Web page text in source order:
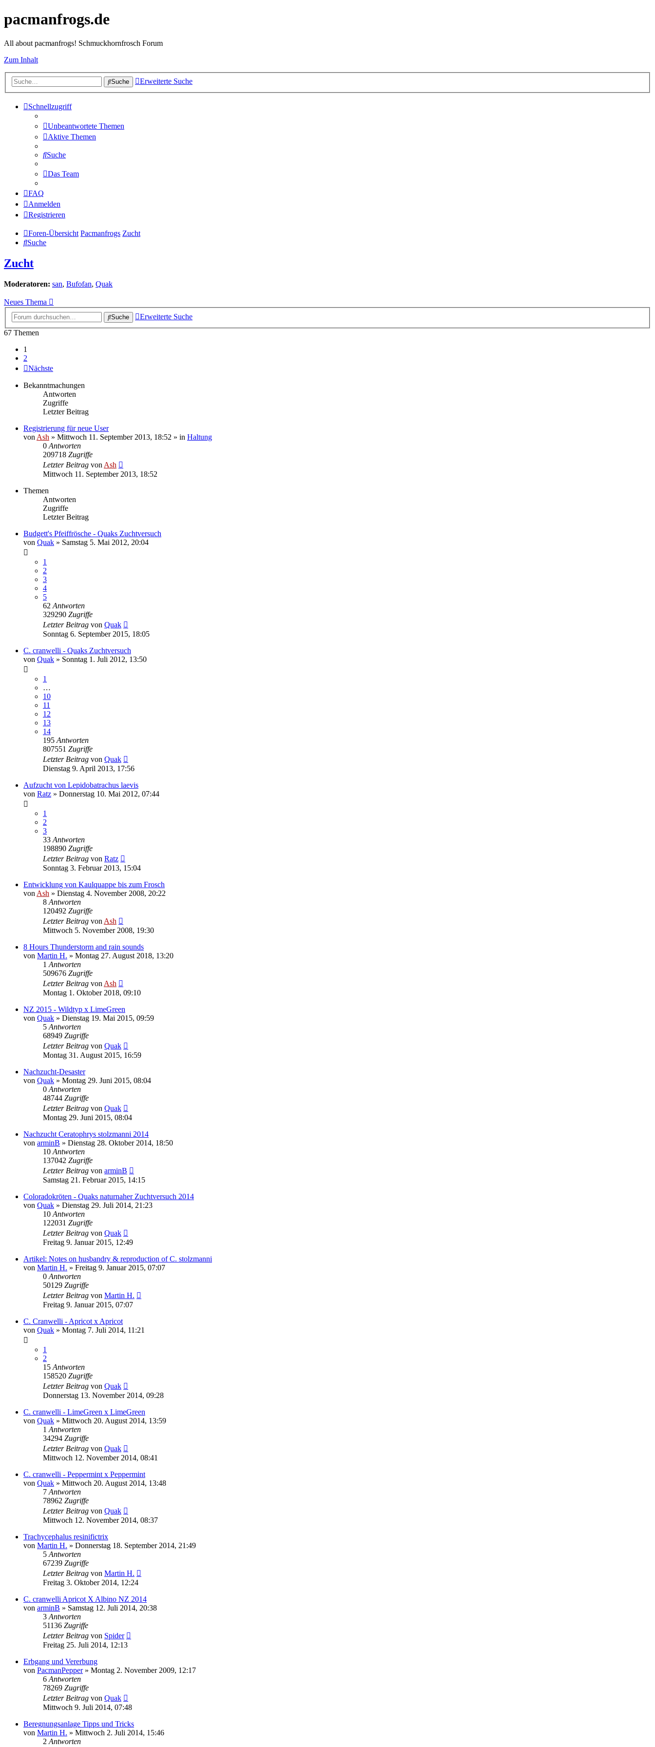
pacmanfrogs.de
All about pacmanfrogs! Schmuckhornfrosch Forum
Zum Inhalt
Suche Erweiterte Suche
Schnellzugriff
Unbeantwortete Themen
Aktive Themen
Suche
Das Team
FAQ
Anmelden
Registrieren
Foren-Übersicht Pacmanfrogs Zucht
Suche
Zucht
Moderatoren: san, Bufofan, Quak
Neues Thema
Suche
Erweiterte Suche
67 Themen
1
2
Nächste
Bekanntmachungen
Antworten
Zugriffe
Letzter Beitrag
Registrierung für neue User
von Ash » Mittwoch 11. September 2013, 18:52 » in Haltung
0 Antworten
209718 Zugriffe
Letzter Beitrag von Ash
Mittwoch 11. September 2013, 18:52
Themen
Antworten
Zugriffe
Letzter Beitrag
Budgett's Pfeiffrösche - Quaks Zuchtversuch
von Quak » Samstag 5. Mai 2012, 20:04
1
2
3
4
5
62 Antworten
329290 Zugriffe
Letzter Beitrag von Quak
Sonntag 6. September 2015, 18:05
C. cranwelli - Quaks Zuchtversuch
von Quak » Sonntag 1. Juli 2012, 13:50
1
…
10
11
12
13
14
195 Antworten
807551 Zugriffe
Letzter Beitrag von Quak
Dienstag 9. April 2013, 17:56
Aufzucht von Lepidobatrachus laevis
von Ratz » Donnerstag 10. Mai 2012, 07:44
1
2
3
33 Antworten
198890 Zugriffe
Letzter Beitrag von Ratz
Sonntag 3. Februar 2013, 15:04
Entwicklung von Kaulquappe bis zum Frosch
von Ash » Dienstag 4. November 2008, 20:22
8 Antworten
120492 Zugriffe
Letzter Beitrag von Ash
Mittwoch 5. November 2008, 19:30
8 Hours Thunderstorm and rain sounds
von Martin H. » Montag 27. August 2018, 13:20
1 Antworten
509676 Zugriffe
Letzter Beitrag von Ash
Montag 1. Oktober 2018, 09:10
NZ 2015 - Wildtyp x LimeGreen
von Quak » Dienstag 19. Mai 2015, 09:59
5 Antworten
68949 Zugriffe
Letzter Beitrag von Quak
Montag 31. August 2015, 16:59
Nachzucht-Desaster
von Quak » Montag 29. Juni 2015, 08:04
0 Antworten
48744 Zugriffe
Letzter Beitrag von Quak
Montag 29. Juni 2015, 08:04
Nachzucht Ceratophrys stolzmanni 2014
von arminB » Dienstag 28. Oktober 2014, 18:50
10 Antworten
137042 Zugriffe
Letzter Beitrag von arminB
Samstag 21. Februar 2015, 14:15
Coloradokröten - Quaks naturnaher Zuchtversuch 2014
von Quak » Dienstag 29. Juli 2014, 21:23
10 Antworten
122031 Zugriffe
Letzter Beitrag von Quak
Freitag 9. Januar 2015, 12:49
Artikel: Notes on husbandry & reproduction of C. stolzmanni
von Martin H. » Freitag 9. Januar 2015, 07:07
0 Antworten
50129 Zugriffe
Letzter Beitrag von Martin H.
Freitag 9. Januar 2015, 07:07
C. Cranwelli - Apricot x Apricot
von Quak » Montag 7. Juli 2014, 11:21
1
2
15 Antworten
158520 Zugriffe
Letzter Beitrag von Quak
Donnerstag 13. November 2014, 09:28
C. cranwelli - LimeGreen x LimeGreen
von Quak » Mittwoch 20. August 2014, 13:59
1 Antworten
34294 Zugriffe
Letzter Beitrag von Quak
Mittwoch 12. November 2014, 08:41
C. cranwelli - Peppermint x Peppermint
von Quak » Mittwoch 20. August 2014, 13:48
7 Antworten
78962 Zugriffe
Letzter Beitrag von Quak
Mittwoch 12. November 2014, 08:37
Trachycephalus resinifictrix
von Martin H. » Donnerstag 18. September 2014, 21:49
5 Antworten
67239 Zugriffe
Letzter Beitrag von Martin H.
Freitag 3. Oktober 2014, 12:24
C. cranwelli Apricot X Albino NZ 2014
von arminB » Samstag 12. Juli 2014, 20:38
3 Antworten
51136 Zugriffe
Letzter Beitrag von Spider
Freitag 25. Juli 2014, 12:13
Erbgang und Vererbung
von PacmanPepper» Montag 2. November 2009, 12:17
6 Antworten
78269 Zugriffe
Letzter Beitrag von Quak
Mittwoch 9. Juli 2014, 07:48
Beregnungsanlage Tipps und Tricks
von Martin H. » Mittwoch 2. Juli 2014, 15:46
2 Antworten